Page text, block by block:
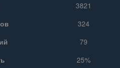
3821
324
79
25%